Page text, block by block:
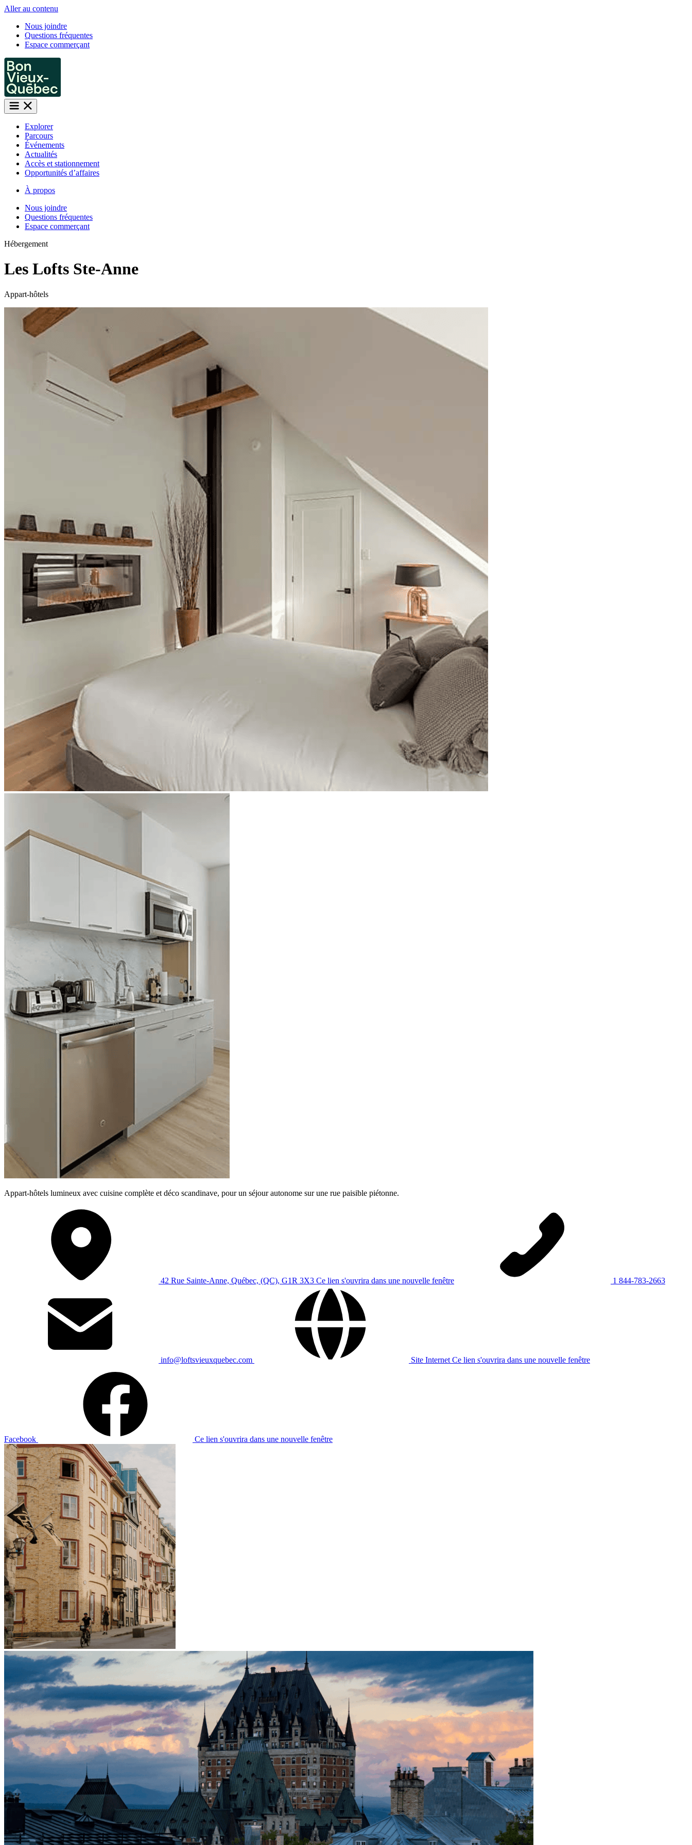
Aller au contenu
Nous joindre
Questions fréquentes
Espace commerçant
Explorer
Parcours
Événements
Actualités
Accès et stationnement
Opportunités d’affaires
À propos
Nous joindre
Questions fréquentes
Espace commerçant
Hébergement
Les Lofts Ste-Anne
Appart-hôtels
Appart-hôtels lumineux avec cuisine complète et déco scandinave, pour un séjour autonome sur une rue paisible piétonne.
42 Rue Sainte-Anne, Québec, (QC), G1R 3X3 Ce lien s'ouvrira dans une nouvelle fenêtre 1 844-783-2663
info@loftsvieuxquebec.com Site Internet Ce lien s'ouvrira dans une nouvelle fenêtre
Facebook Ce lien s'ouvrira dans une nouvelle fenêtre